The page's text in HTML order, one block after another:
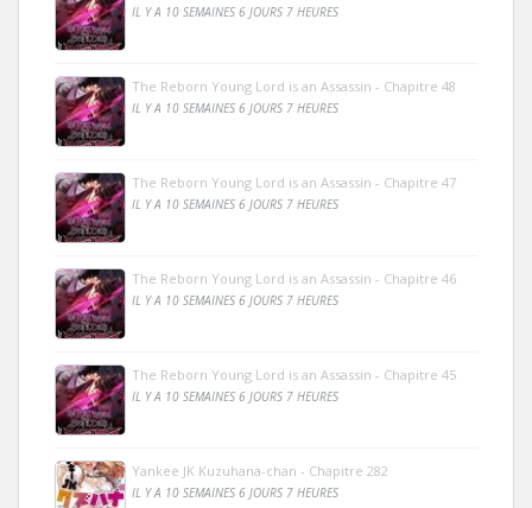
IL Y A 10 SEMAINES 6 JOURS 7 HEURES
The Reborn Young Lord is an Assassin - Chapitre 48
IL Y A 10 SEMAINES 6 JOURS 7 HEURES
The Reborn Young Lord is an Assassin - Chapitre 47
IL Y A 10 SEMAINES 6 JOURS 7 HEURES
The Reborn Young Lord is an Assassin - Chapitre 46
IL Y A 10 SEMAINES 6 JOURS 7 HEURES
The Reborn Young Lord is an Assassin - Chapitre 45
IL Y A 10 SEMAINES 6 JOURS 7 HEURES
Yankee JK Kuzuhana-chan - Chapitre 282
IL Y A 10 SEMAINES 6 JOURS 7 HEURES